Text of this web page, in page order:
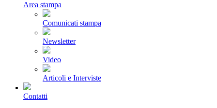
Area stampa
Comunicati stampa
Newsletter
Video
Articoli e Interviste
Contatti